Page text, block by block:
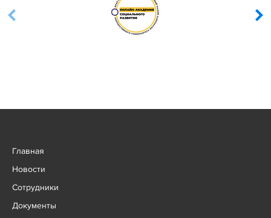
Главная
Новости
Сотрудники
Документы